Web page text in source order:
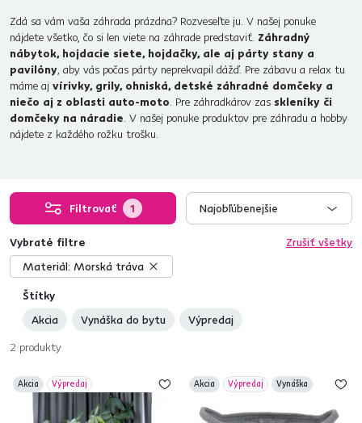
Zdá sa vám vaša záhrada prázdna? Rozveseľte ju. V našej ponuke
nájdete všetko, čo si len viete na záhrade predstaviť. Záhradný
nábytok, hojdacie siete, hojdačky, ale aj párty stany a
pavilóny, aby vás počas párty neprekvapil dážď. Pre zábavu a relax tu
máme aj vírivky, grily, ohniská, detské záhradné domčeky a
niečo aj z oblasti auto-moto. Pre záhradkárov zas skleníky či
domčeky na náradie. V našej ponuke produktov pre záhradu a hobby
nájdete z každého rožku trošku.
Filtrovať 1 Najobľúbenejšie
Štítky
Akcia
Vynáška do bytu Výpredaj
Vybraté filtre
Zrušiť všetky
Materiál: Morská tráva
2 produkty
Akcia Výpredaj Akcia Výpredaj Vynáška